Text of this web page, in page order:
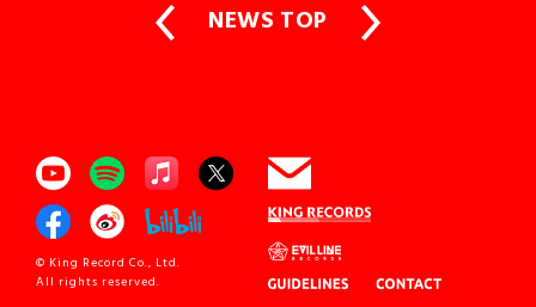
NEWS TOP
© King Record Co., Ltd.
All rights reserved.